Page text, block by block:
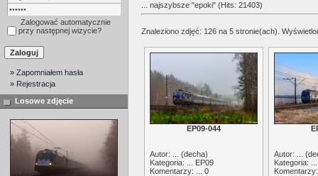
Zalogować automatycznie
przy następnej wizycie?
» Zapomniałem hasła
» Rejestracja
Losowe zdjęcie
... najszybsze "epoki" (Hits: 21403)
Znaleziono zdjęć: 126 na 5 stronie(ach).
EP09-044
Autor: ... (decha)
Kategoria: ... EP09
Komentarzy: ... 0
Autor: ... (
Kategoria: